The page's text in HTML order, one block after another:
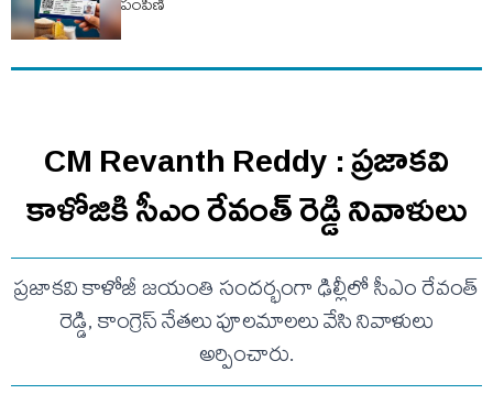
పంపిణీ
CM Revanth Reddy : ప్రజాకవి
కాళోజికి సీఎం రేవంత్ రెడ్డి నివాళులు
ప్రజాకవి కాళోజీ జయంతి సందర్భంగా ఢిల్లీలో సీఎం రేవంత్
రెడ్డి, కాంగ్రెస్ నేతలు పూలమాలలు వేసి నివాళులు
అర్పించారు.